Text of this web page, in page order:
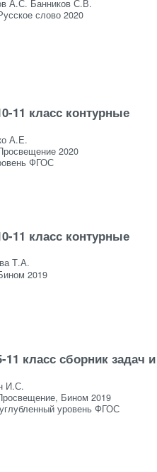
А.С. Банников С.В.
слово 2020
11 класс контурные
А.Е.
2020
ФГОС
11 класс контурные
Т.А.
2019
11 класс сборник задач и
И.С.
Бином 2019
уровень ФГОС